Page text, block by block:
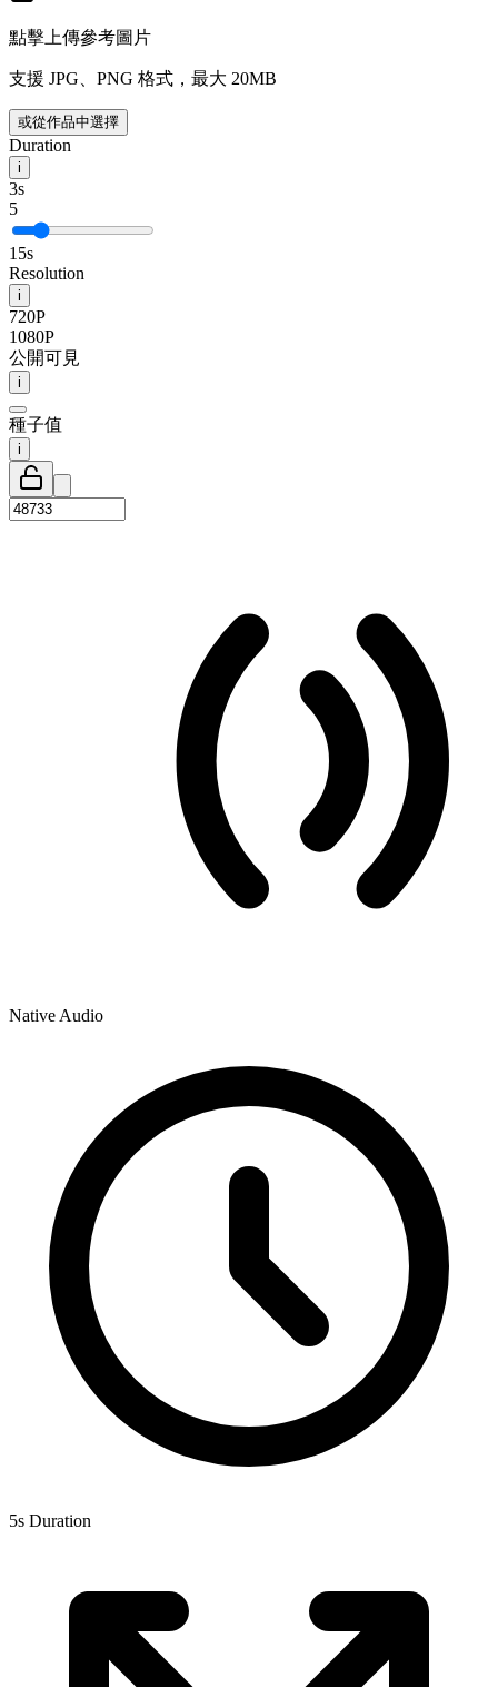
點擊上傳參考圖片
支援 JPG、PNG 格式，最大 20MB
或從作品中選擇
Duration
i
3s
5
15s
Resolution
i
720P
1080P
公開可見
i
種子值
i
Native Audio
5s Duration